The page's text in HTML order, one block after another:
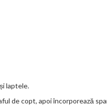
laptele.
de copt, apoi încorporează